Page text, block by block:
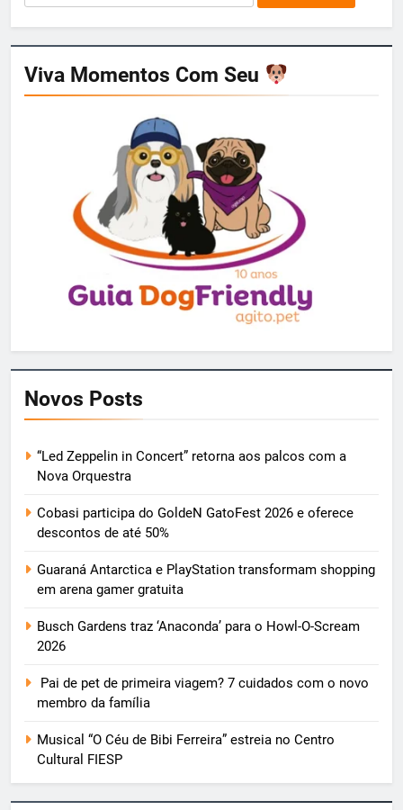
por:
Viva Momentos Com Seu
Novos Posts
“Led Zeppelin in Concert” retorna aos palcos com a
Nova Orquestra
Cobasi participa do GoldeN GatoFest 2026 e oferece
descontos de até 50%
Guaraná Antarctica e PlayStation transformam shopping
em arena gamer gratuita
Busch Gardens traz ‘Anaconda’ para o Howl-O-Scream
2026
Pai de pet de primeira viagem? 7 cuidados com o novo
membro da família
Musical “O Céu de Bibi Ferreira” estreia no Centro
Cultural FIESP